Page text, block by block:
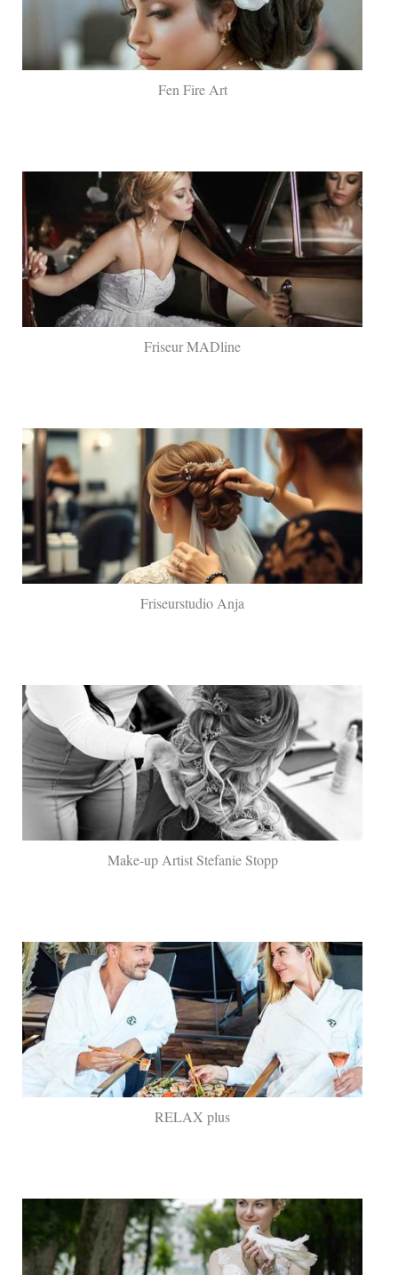
Fen Fire Art
Friseur MADline
Friseurstudio Anja
Make-up Artist Stefanie Stopp
RELAX plus